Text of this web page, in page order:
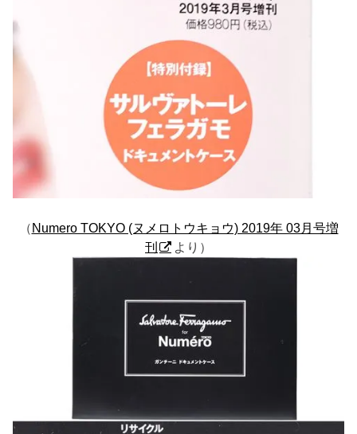
（Numero TOKYO (ヌメロトウキョウ) 2019年 03月号増
刊
より）